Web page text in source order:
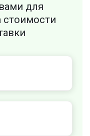
для
стоимости